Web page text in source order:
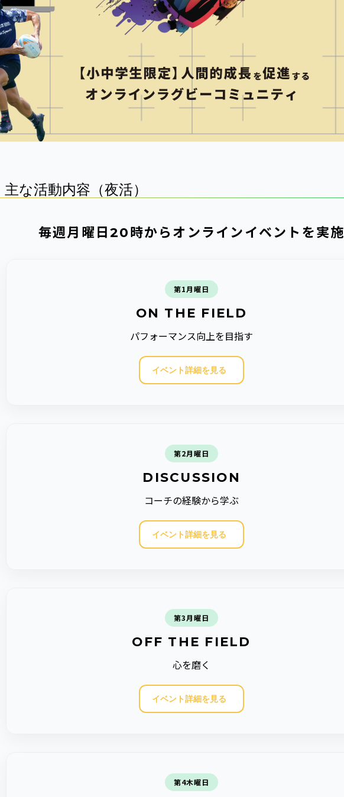
主な活動内容（夜活）
毎週月曜日20時からオンラインイベントを実施
第1月曜日
ON THE FIELD
パフォーマンス向上を目指す
イベント詳細を見る
第2月曜日
DISCUSSION
コーチの経験から学ぶ
イベント詳細を見る
第3月曜日
OFF THE FIELD
心を磨く
イベント詳細を見る
第4木曜日